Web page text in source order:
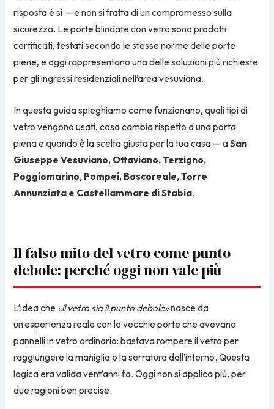
risposta è sì — e non si tratta di un compromesso sulla
sicurezza. Le porte blindate con vetro sono prodotti
certificati, testati secondo le stesse norme delle porte
piene, e oggi rappresentano una delle soluzioni più richieste
per gli ingressi residenziali nell’area vesuviana.
In questa guida spieghiamo come funzionano, quali tipi di
vetro vengono usati, cosa cambia rispetto a una porta
piena e quando è la scelta giusta per la tua casa — aSan
Giuseppe Vesuviano, Ottaviano, Terzigno,
Poggiomarino, Pompei, Boscoreale, Torre
Annunziata e Castellammare di Stabia.
Il falso mito del vetro come punto
debole: perché oggi non vale più
L’idea che «il vetro sia il punto debole»nasce da
un’esperienza reale con le vecchie porte che avevano
pannelli in vetro ordinario: bastava rompere il vetro per
raggiungere la maniglia o la serratura dall’interno. Questa
logica era valida vent’anni fa. Oggi non si applica più, per
due ragioni ben precise.